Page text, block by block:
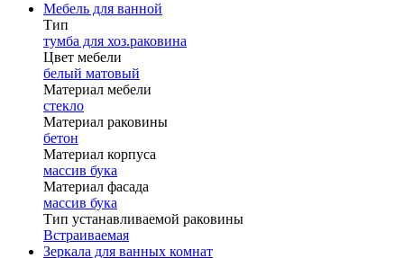
Мебель для ванной
Тип
тумба для хоз.раковина
Цвет мебели
белый матовый
Материал мебели
стекло
Материал раковины
бетон
Материал корпуса
массив бука
Материал фасада
массив бука
Тип устанавливаемой раковины
Встраиваемая
Зеркала для ванных комнат